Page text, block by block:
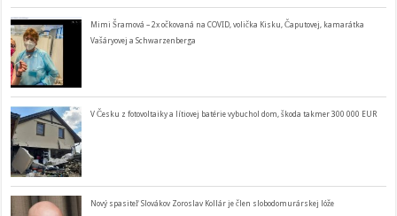
Mimi Šramová – 2x očkovaná na COVID, volička Kisku, Čaputovej, kamarátka
Vašáryovej a Schwarzenberga
V Česku z fotovoltaiky a lítiovej batérie vybuchol dom, škoda takmer 300 000 EUR
Nový spasiteľ Slovákov Zoroslav Kollár je člen slobodomurárskej lóže